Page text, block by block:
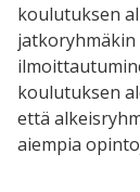
koulutuksen
jatkoryhmäkin
koulutuksen
että
aiempia